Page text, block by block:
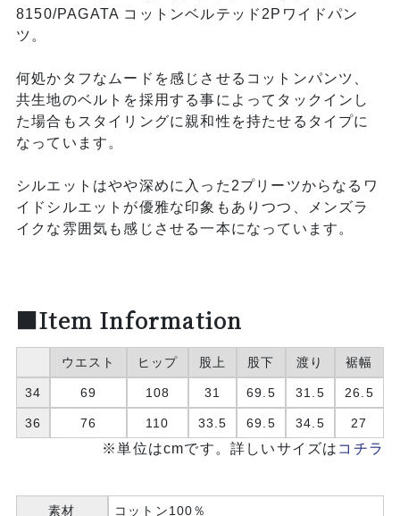
8150/PAGATA コットンベルテッド2Pワイドパン
ツ。
何処かタフなムードを感じさせるコットンパンツ、
共生地のベルトを採用する事によってタックインし
た場合もスタイリングに親和性を持たせるタイプに
なっています。
シルエットはやや深めに入った2プリーツからなるワ
イドシルエットが優雅な印象もありつつ、メンズラ
イクな雰囲気も感じさせる一本になっています。
■Item Information
ウエスト ヒップ 股上 股下 渡り 裾幅
34 69 108 31 69.5 31.5 26.5
36 76 110 33.5 69.5 34.5 27
※単位はcmです。詳しいサイズは コチラ
素材 コットン100％